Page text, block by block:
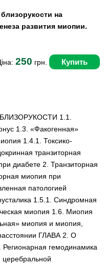
на
развития миопии.
250 грн. Купить
1.1.
1.3. «Факогенная»
1.4.1. Токсико-
транзиторная
диабете 2. Транзиторная
миопия при
патологией
1.5.1. Синдромная
миопия 1.6. Миопия
миопия и миопия,
ГЛАВА 2. О
гемодинамика
церебральной